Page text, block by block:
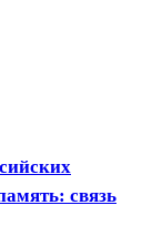
связь